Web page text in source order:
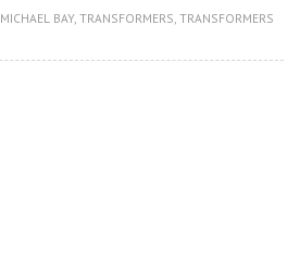
MICHAEL BAY,TRANSFORMERS,TRANSFORMERS